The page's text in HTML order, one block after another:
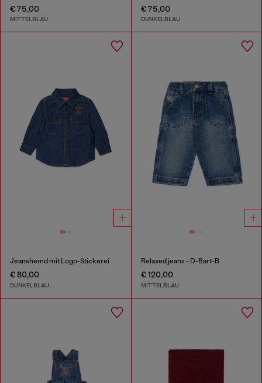
€ 75,00
MITTELBLAU
€ 75,00
DUNKELBLAU
Jeanshemd mit Logo-Stickerei
€ 80,00
DUNKELBLAU
Relaxed jeans - D-Bart-B
€ 120,00
MITTELBLAU